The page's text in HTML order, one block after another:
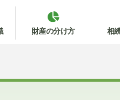
財産の分け方 相